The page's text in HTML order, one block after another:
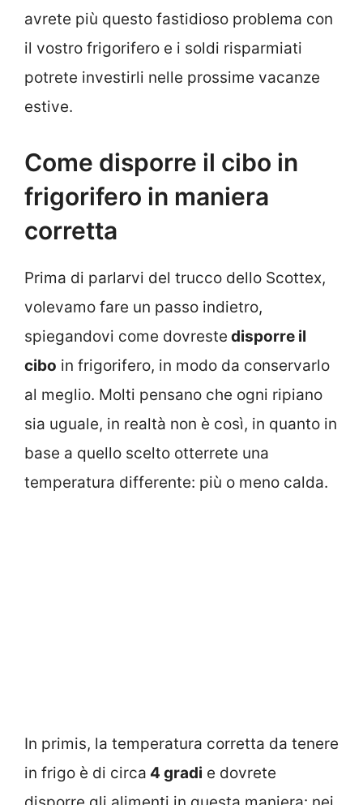
avrete più questo fastidioso problema con
il vostro frigorifero e i soldi risparmiati
potrete investirli nelle prossime vacanze
estive.
Come disporre il cibo in
frigorifero in maniera
corretta
Prima di parlarvi del trucco dello Scottex,
volevamo fare un passo indietro,
spiegandovi come dovreste disporre il
cibo in frigorifero, in modo da conservarlo
al meglio. Molti pensano che ogni ripiano
sia uguale, in realtà non è così, in quanto in
base a quello scelto otterrete una
temperatura differente: più o meno calda.
In primis, la temperatura corretta da tenere
in frigo è di circa 4 gradi e dovrete